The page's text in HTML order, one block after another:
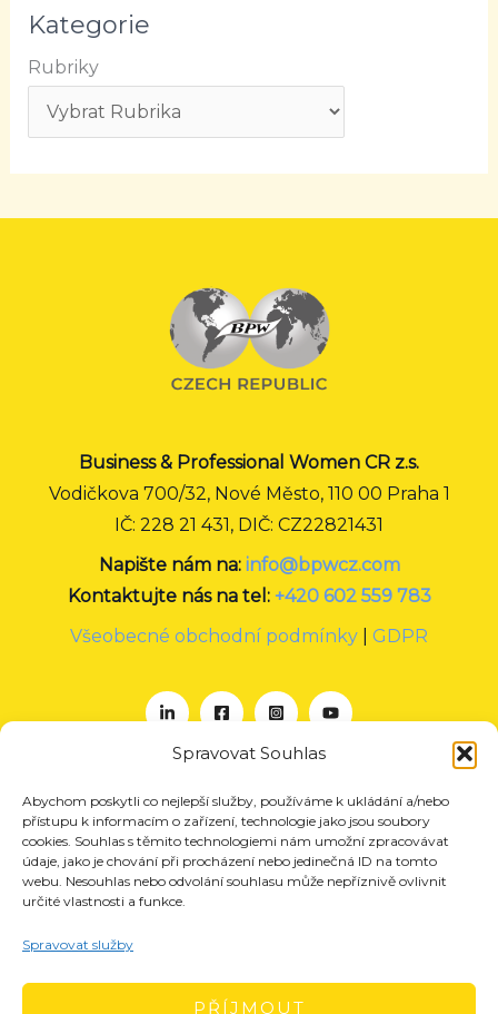
Spravovat Souhlas
Abychom poskytli co nejlepší služby, používáme k ukládání a/nebo
přístupu k informacím o zařízení, technologie jako jsou soubory
cookies. Souhlas s těmito technologiemi nám umožní zpracovávat
údaje, jako je chování při procházení nebo jedinečná ID na tomto
webu. Nesouhlas nebo odvolání souhlasu může nepříznivě ovlivnit
určité vlastnosti a funkce.
Spravovat služby
PŘÍJMOUT
Kategorie
Rubriky
Business & Professional Women CR z.s.
Vodičkova 700/32, Nové Město, 110 00 Praha 1
IČ: 228 21 431, DIČ: CZ22821431
Napište nám na: info@bpwcz.com
Kontaktujte nás na tel: +420 602 559 783
Všeobecné obchodní podmínky
GDPR
O nás
Projekty
Členství
Kontakt